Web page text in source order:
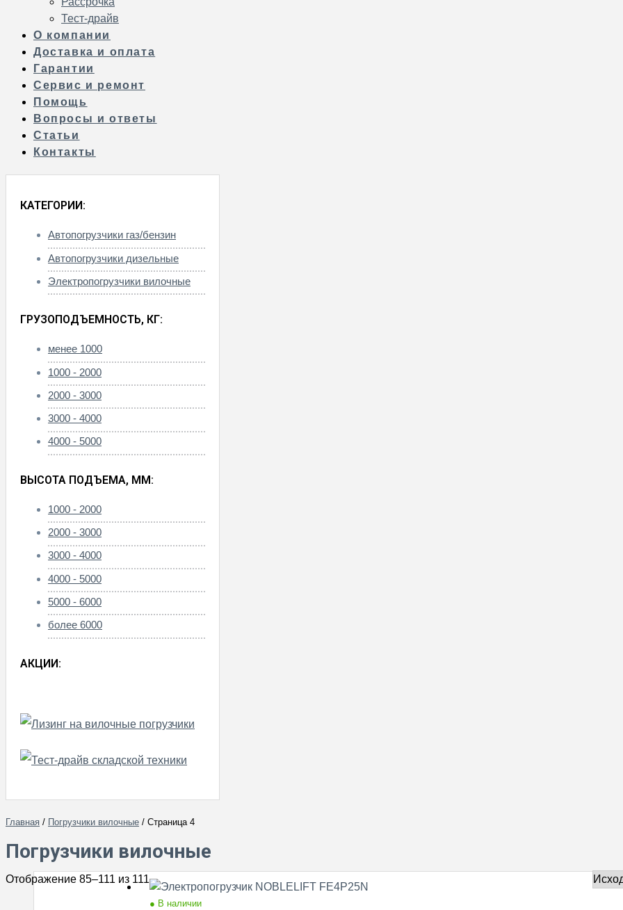
Тест-драйв
О компании
Доставка и оплата
Гарантии
Сервис и ремонт
Помощь
Вопросы и ответы
Статьи
Контакты
КАТЕГОРИИ:
Автопогрузчики газ/бензин
Автопогрузчики дизельные
Электропогрузчики вилочные
ГРУЗОПОДЪЕМНОСТЬ, КГ:
менее 1000
1000 - 2000
2000 - 3000
3000 - 4000
4000 - 5000
ВЫСОТА ПОДЪЕМА, ММ:
1000 - 2000
2000 - 3000
3000 - 4000
4000 - 5000
5000 - 6000
более 6000
АКЦИИ:
Главная / Погрузчики вилочные / Страница 4
Погрузчики вилочные
Отображение 85–111 из 111
● В наличии